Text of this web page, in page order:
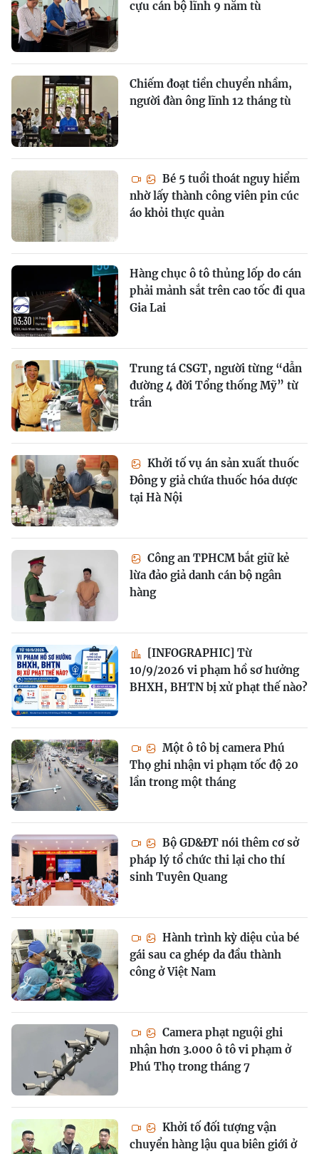
cựu cán bộ lĩnh 9 năm tù
Chiếm đoạt tiền chuyển nhầm,
người đàn ông lĩnh 12 tháng tù
Bé 5 tuổi thoát nguy hiểm
nhờ lấy thành công viên pin cúc
áo khỏi thực quản
Hàng chục ô tô thủng lốp do cán
phải mảnh sắt trên cao tốc đi qua
Gia Lai
Trung tá CSGT, người từng “dẫn
đường 4 đời Tổng thống Mỹ” từ
trần
Khởi tố vụ án sản xuất thuốc
Đông y giả chứa thuốc hóa dược
tại Hà Nội
Công an TPHCM bắt giữ kẻ
lừa đảo giả danh cán bộ ngân
hàng
[INFOGRAPHIC] Từ
10/9/2026 vi phạm hồ sơ hưởng
BHXH, BHTN bị xử phạt thế nào?
Một ô tô bị camera Phú
Thọ ghi nhận vi phạm tốc độ 20
lần trong một tháng
Bộ GD&ĐT nói thêm cơ sở
pháp lý tổ chức thi lại cho thí
sinh Tuyên Quang
Hành trình kỳ diệu của bé
gái sau ca ghép da đầu thành
công ở Việt Nam
Camera phạt nguội ghi
nhận hơn 3.000 ô tô vi phạm ở
Phú Thọ trong tháng 7
Khởi tố đối tượng vận
chuyển hàng lậu qua biên giới ở